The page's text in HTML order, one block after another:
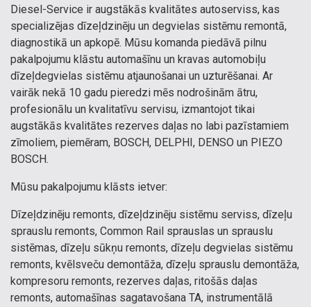
Diesel-Service ir augstākās kvalitātes autoserviss, kas
specializējas dīzeļdzinēju un degvielas sistēmu remontā,
diagnostikā un apkopē. Mūsu komanda piedāvā pilnu
pakalpojumu klāstu automašīnu un kravas automobiļu
dīzeļdegvielas sistēmu atjaunošanai un uzturēšanai. Ar
vairāk nekā 10 gadu pieredzi mēs nodrošinām ātru,
profesionālu un kvalitatīvu servisu, izmantojot tikai
augstākās kvalitātes rezerves daļas no labi pazīstamiem
zīmoliem, piemēram, BOSCH, DELPHI, DENSO un PIEZO
BOSCH.
Mūsu pakalpojumu klāsts ietver:
Dīzeļdzinēju remonts, dīzeļdzinēju sistēmu serviss, dīzeļu
sprauslu remonts, Common Rail sprauslas un sprauslu
sistēmas, dīzeļu sūkņu remonts, dīzeļu degvielas sistēmu
remonts, kvēlsveču demontāža, dīzeļu sprauslu demontāža,
kompresoru remonts, rezerves daļas, ritošās daļas
remonts, automašīnas sagatavošana TA, instrumentālā